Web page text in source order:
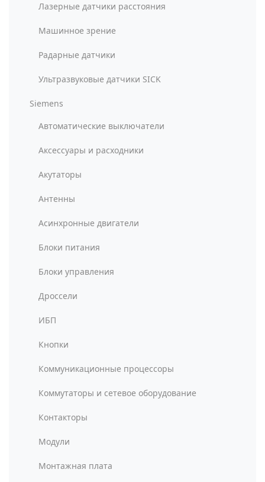
Лазерные датчики расстояния
Машинное зрение
Радарные датчики
Ультразвуковые датчики SICK
Siemens
Автоматические выключатели
Аксессуары и расходники
Акутаторы
Антенны
Асинхронные двигатели
Блоки питания
Блоки управления
Дроссели
ИБП
Кнопки
Коммуникационные процессоры
Коммутаторы и сетевое оборудование
Контакторы
Модули
Монтажная плата